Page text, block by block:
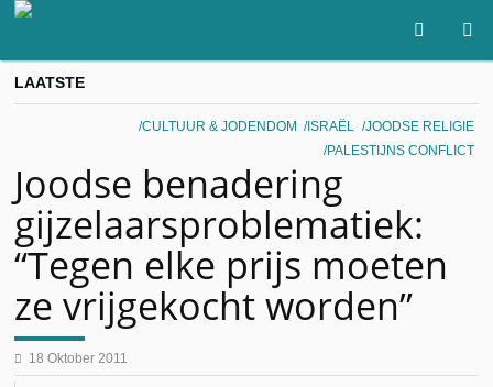
LAATSTE
CULTUUR & JODENDOM ISRAËL
JOODSE RELIGIE
PALESTIJNS CONFLICT
Joodse benadering
gijzelaarsproblematiek:
“Tegen elke prijs moeten
ze vrijgekocht worden”
18 Oktober 2011